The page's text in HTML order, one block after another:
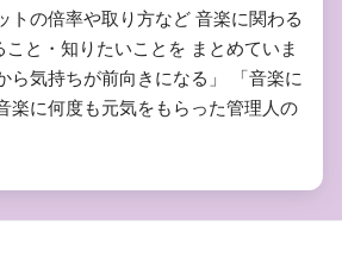
トの倍率や取り方など 音楽に関わる
こと・知りたいことを まとめていま
ら気持ちが前向きになる」 「音楽に
楽に何度も元気をもらった管理人の